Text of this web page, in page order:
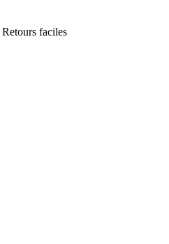
Retours faciles